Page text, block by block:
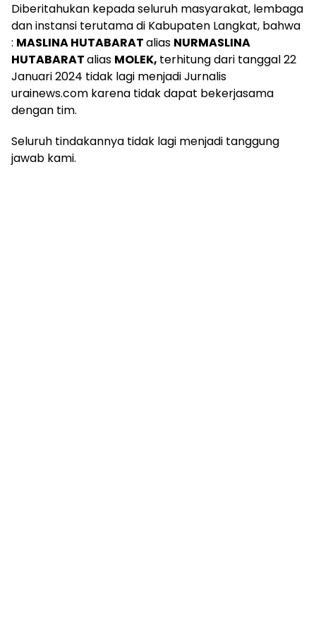
Diberitahukan kepada seluruh masyarakat, lembaga
dan instansi terutama di Kabupaten Langkat, bahwa
: MASLINA HUTABARATalias NURMASLINA
HUTABARATalias MOLEK, terhitung dari tanggal 22
Januari 2024 tidak lagi menjadi Jurnalis
urainews.com karena tidak dapat bekerjasama
dengan tim.
Seluruh tindakannya tidak lagi menjadi tanggung
jawab kami.